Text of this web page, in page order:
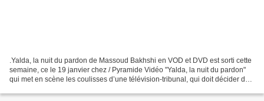
.Yalda, la nuit du pardon de Massoud Bakhshi en VOD et DVD est sorti cette
semaine, ce le 19 janvier chez / Pyramide Vidéo "Yalda, la nuit du pardon"
qui met en scène les coulisses d’une télévision-tribunal, qui doit décider de